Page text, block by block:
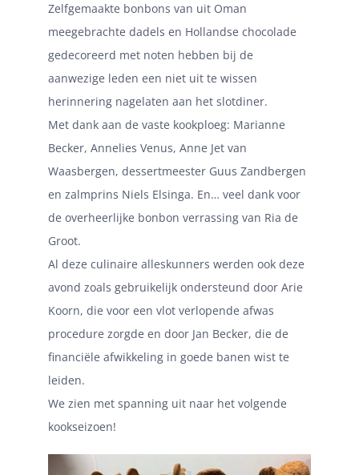
Zelfgemaakte bonbons van uit Oman
meegebrachte dadels en Hollandse chocolade
gedecoreerd met noten hebben bij de
aanwezige leden een niet uit te wissen
herinnering nagelaten aan het slotdiner.
Met dank aan de vaste kookploeg: Marianne
Becker, Annelies Venus, Anne Jet van
Waasbergen, dessertmeester Guus Zandbergen
en zalmprins Niels Elsinga. En… veel dank voor
de overheerlijke bonbon verrassing van Ria de
Groot.
Al deze culinaire alleskunners werden ook deze
avond zoals gebruikelijk ondersteund door Arie
Koorn, die voor een vlot verlopende afwas
procedure zorgde en door Jan Becker, die de
financiële afwikkeling in goede banen wist te
leiden.
We zien met spanning uit naar het volgende
kookseizoen!